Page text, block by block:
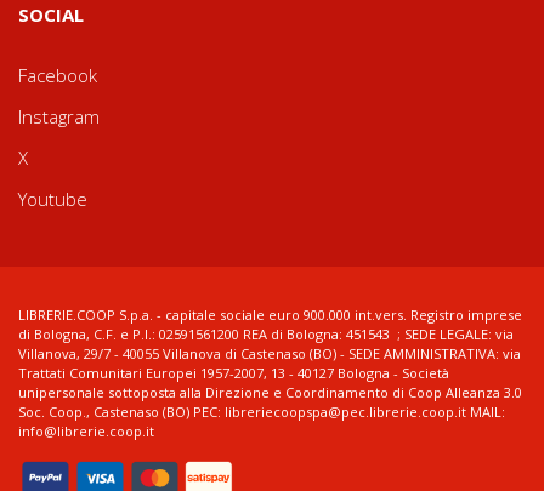
SOCIAL
Facebook
Instagram
X
Youtube
LIBRERIE.COOP S.p.a. - capitale sociale euro 900.000 int.vers. Registro imprese
di Bologna, C.F. e P.I.: 02591561200 REA di Bologna: 451543 ; SEDE LEGALE: via
Villanova, 29/7 - 40055 Villanova di Castenaso (BO) - SEDE AMMINISTRATIVA: via
Trattati Comunitari Europei 1957-2007, 13 - 40127 Bologna - Società
unipersonale sottoposta alla Direzione e Coordinamento di Coop Alleanza 3.0
Soc. Coop., Castenaso (BO) PEC: libreriecoopspa@pec.librerie.coop.it MAIL:
info@librerie.coop.it